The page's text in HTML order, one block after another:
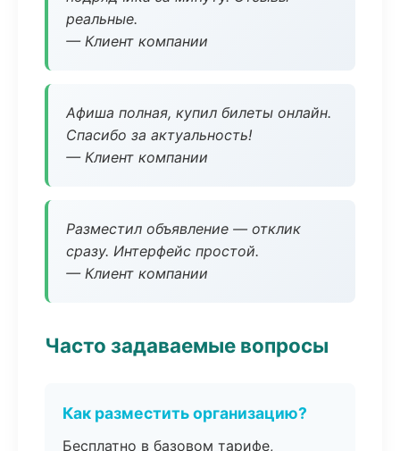
реальные.
— Клиент компании
Афиша полная, купил билеты онлайн.
Спасибо за актуальность!
— Клиент компании
Разместил объявление — отклик
сразу. Интерфейс простой.
— Клиент компании
Часто задаваемые вопросы
Как разместить организацию?
Бесплатно в базовом тарифе,